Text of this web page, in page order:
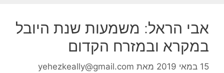
אבי הראל: משמעות שנת היובל
במקרא ובמזרח הקדום
15 במאי 2019 מאת yehezkeally@gmail.com